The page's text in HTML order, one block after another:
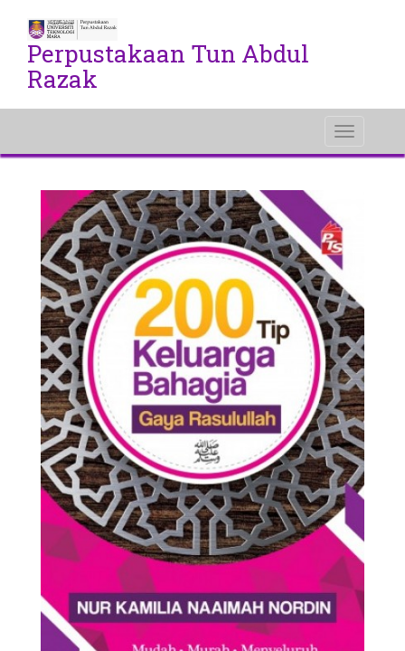
Perpustakaan Tun Abdul
Razak
Toggle